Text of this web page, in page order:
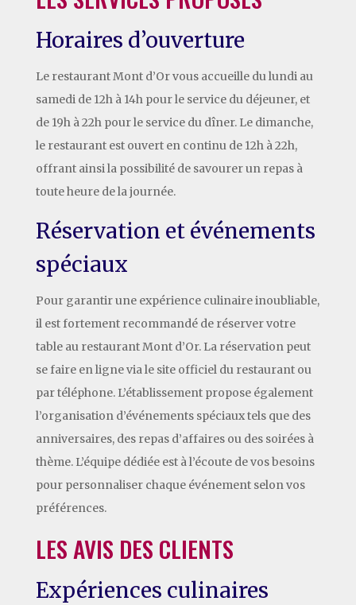
Horaires d’ouverture
Le restaurant Mont d’Or vous accueille du lundi au
samedi de 12h à 14h pour le service du déjeuner, et
de 19h à 22h pour le service du dîner. Le dimanche,
le restaurant est ouvert en continu de 12h à 22h,
offrant ainsi la possibilité de savourer un repas à
toute heure de la journée.
Réservation et événements
spéciaux
Pour garantir une expérience culinaire inoubliable,
il est fortement recommandé de réserver votre
table au restaurant Mont d’Or. La réservation peut
se faire en ligne via le site officiel du restaurant ou
par téléphone. L’établissement propose également
l’organisation d’événements spéciaux tels que des
anniversaires, des repas d’affaires ou des soirées à
thème. L’équipe dédiée est à l’écoute de vos besoins
pour personnaliser chaque événement selon vos
préférences.
LES AVIS DES CLIENTS
Expériences culinaires